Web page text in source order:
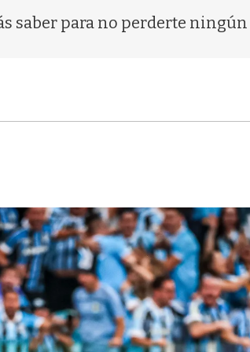
saber para no perderte